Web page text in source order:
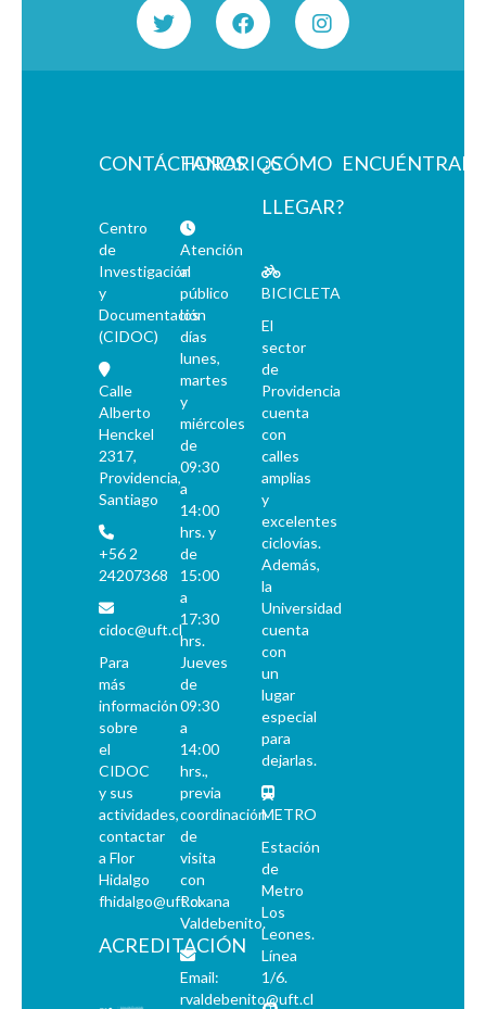
CONTÁCTANOS
Centro
de
Investigación
y
Documentación
(CIDOC)
Calle
Alberto
Henckel
2317,
Providencia,
Santiago
+56 2
24207368
cidoc@uft.cl
Para
más
información
sobre
el
CIDOC
y sus
actividades,
contactar
a Flor
Hidalgo
fhidalgo@uft.cl
ACREDITACIÓN
HORARIOS
Atención
al
público
los
días
lunes,
martes
y
miércoles
de
09:30
a
14:00
hrs. y
de
15:00
a
17:30
hrs.
Jueves
de
09:30
a
14:00
hrs.,
previa
coordinación
de
visita
con
Roxana
Valdebenito.
Email:
rvaldebenito@uft.cl
¿CÓMO
LLEGAR?
BICICLETA
El
sector
de
Providencia
cuenta
con
calles
amplias
y
excelentes
ciclovías.
Además,
la
Universidad
cuenta
con
un
lugar
especial
para
dejarlas.
METRO
Estación
de
Metro
Los
Leones.
Línea
1/6.